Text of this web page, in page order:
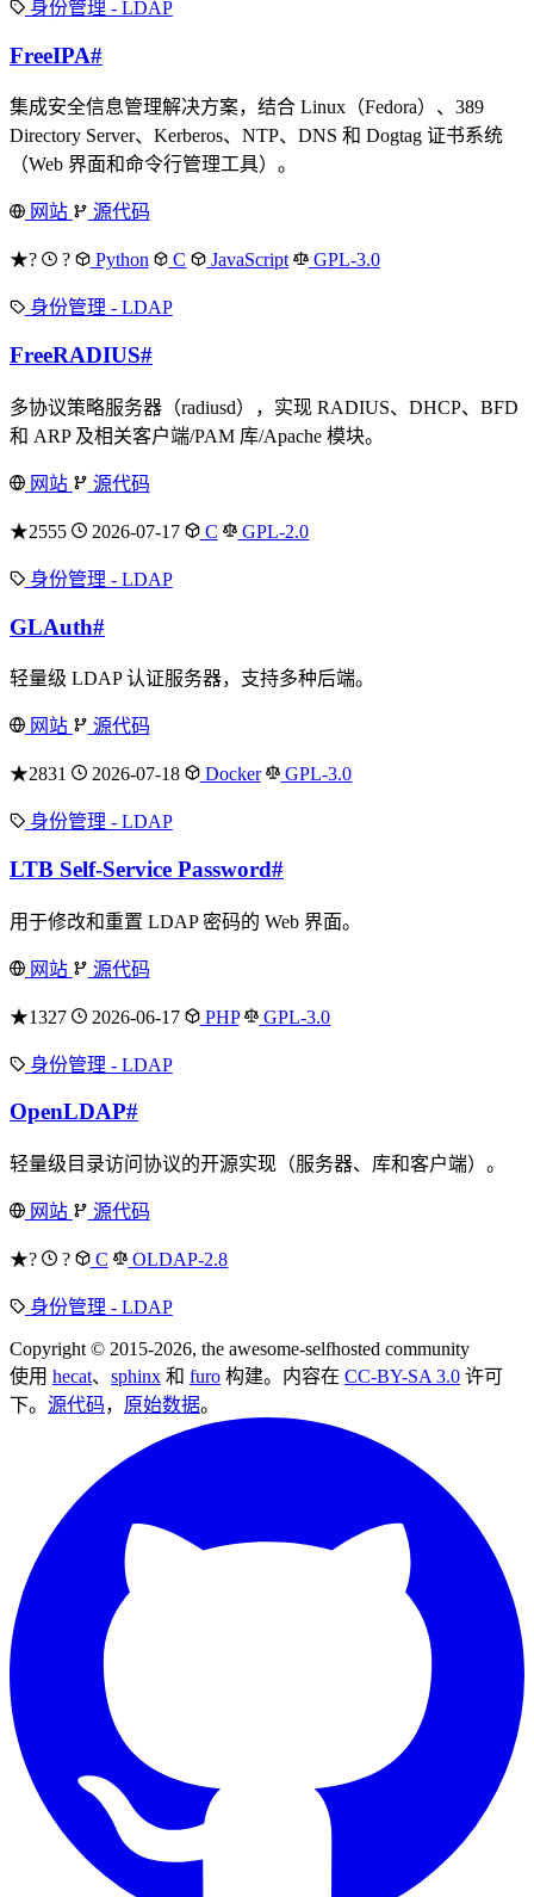
身份管理 - LDAP
FreeIPA#
集成安全信息管理解决方案，结合 Linux（Fedora）、389
Directory Server、Kerberos、NTP、DNS 和 Dogtag 证书系统
（Web 界面和命令行管理工具）。
网站 源代码
★? ? Python C JavaScript GPL-3.0
身份管理 - LDAP
FreeRADIUS#
多协议策略服务器（radiusd），实现 RADIUS、DHCP、BFD
和 ARP 及相关客户端/PAM 库/Apache 模块。
网站 源代码
★2555 2026-07-17 C GPL-2.0
身份管理 - LDAP
GLAuth#
轻量级 LDAP 认证服务器，支持多种后端。
网站 源代码
★2831 2026-07-18 Docker GPL-3.0
身份管理 - LDAP
LTB Self-Service Password#
用于修改和重置 LDAP 密码的 Web 界面。
网站 源代码
★1327 2026-06-17 PHP GPL-3.0
身份管理 - LDAP
OpenLDAP#
轻量级目录访问协议的开源实现（服务器、库和客户端）。
网站 源代码
★? ? C OLDAP-2.8
身份管理 - LDAP
Copyright © 2015-2026, the awesome-selfhosted community
使用 hecat、 sphinx 和 furo 构建。内容在 CC-BY-SA 3.0 许可
下。 源代码， 原始数据。